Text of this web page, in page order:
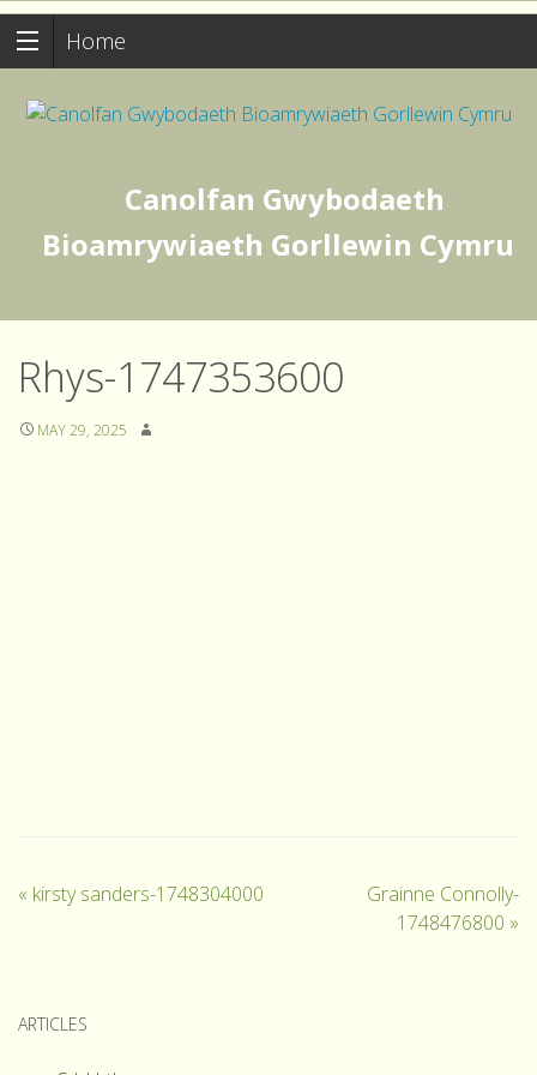
Home
Canolfan Gwybodaeth
Bioamrywiaeth Gorllewin Cymru
Rhys-1747353600
MAY 29, 2025
« kirsty sanders-1748304000
Grainne Connolly-
1748476800 »
ARTICLES